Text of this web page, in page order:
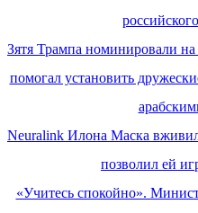
Зятя Трампа номинировали
помогал установить
Neuralink Илона Маска
позволил ей
«Учитесь спокойно».